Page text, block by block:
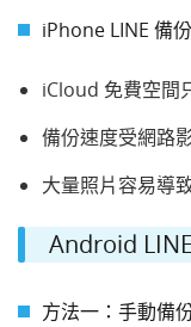
iPhone LINE 備
iCloud 免費空間
備份速度受網路
大量照片容易導
Android
方法一：手動備